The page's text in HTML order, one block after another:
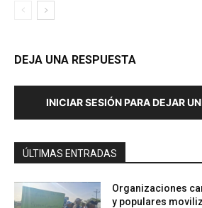
DEJA UNA RESPUESTA
INICIAR SESIÓN PARA DEJAR
ÚLTIMAS ENTRADAS
Organizaciones
y populares